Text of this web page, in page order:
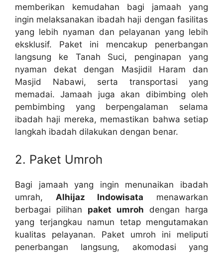
memberikan kemudahan bagi jamaah yang
ingin melaksanakan ibadah haji dengan fasilitas
yang lebih nyaman dan pelayanan yang lebih
eksklusif. Paket ini mencakup penerbangan
langsung ke Tanah Suci, penginapan yang
nyaman dekat dengan Masjidil Haram dan
Masjid Nabawi, serta transportasi yang
memadai. Jamaah juga akan dibimbing oleh
pembimbing yang berpengalaman selama
ibadah haji mereka, memastikan bahwa setiap
langkah ibadah dilakukan dengan benar.
2. Paket Umroh
Bagi jamaah yang ingin menunaikan ibadah
umrah, Alhijaz Indowisata menawarkan
berbagai pilihan paket umroh dengan harga
yang terjangkau namun tetap mengutamakan
kualitas pelayanan. Paket umroh ini meliputi
penerbangan langsung, akomodasi yang